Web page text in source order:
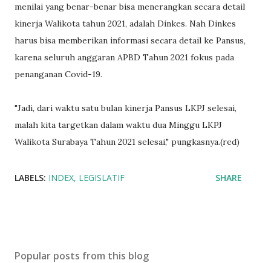
menilai yang benar-benar bisa menerangkan secara detail
kinerja Walikota tahun 2021, adalah Dinkes. Nah Dinkes
harus bisa memberikan informasi secara detail ke Pansus,
karena seluruh anggaran APBD Tahun 2021 fokus pada
penanganan Covid-19.
"Jadi, dari waktu satu bulan kinerja Pansus LKPJ selesai,
malah kita targetkan dalam waktu dua Minggu LKPJ
Walikota Surabaya Tahun 2021 selesai," pungkasnya.(red)
LABELS: INDEX LEGISLATIF SHARE
Popular posts from this blog